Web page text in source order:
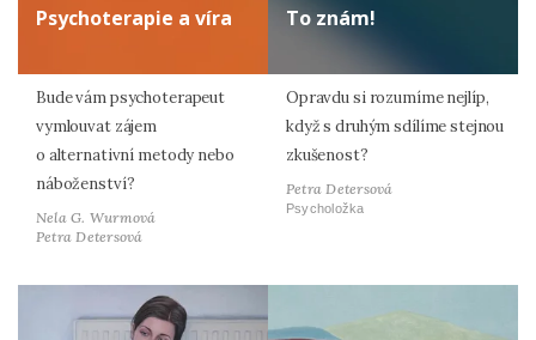
Psychoterapie a víra
Bude vám psychoterapeut
vymlouvat zájem
o alternativní metody nebo
náboženství?
Nela G. Wurmová
Petra Detersová
To znám!
Opravdu si rozumíme nejlíp,
když s druhým sdílíme stejnou
zkušenost?
Petra Detersová
Psycholožka